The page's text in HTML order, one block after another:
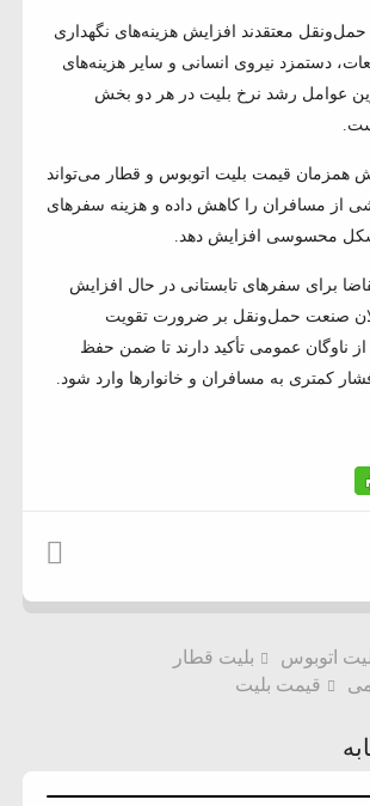
معتقدند افزایش هزینه‌های نگهداری
دستمزد نیروی انسانی و سایر هزینه‌های
عوامل رشد نرخ بلیت در هر دو بخش
همزمان قیمت بلیت اتوبوس و قطار می‌تواند
از مسافران را کاهش داده و هزینه سفرهای
محسوسی افزایش دهد.
برای سفرهای تابستانی در حال افزایش
صنعت حمل‌ونقل بر ضرورت تقویت
ناوگان عمومی تأکید دارند تا ضمن حفظ
کمتری به مسافران و خانوارها وارد شود.
اتوبوس
بلیت قطار
قیمت بلیت